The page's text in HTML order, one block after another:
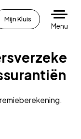
Mijn Kluis
Menu